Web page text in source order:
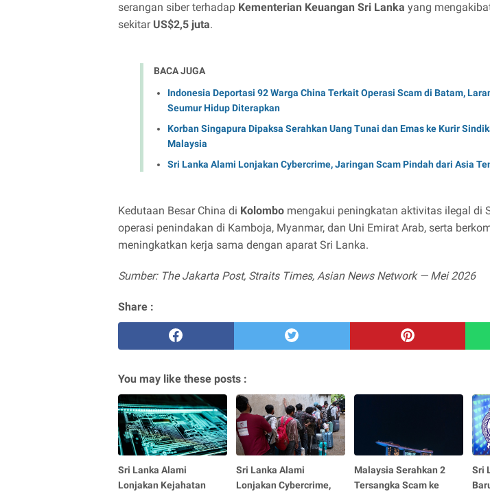
serangan siber terhadap Kementerian Keuangan Sri Lanka yang
sekitar US$2,5 juta.
BACA JUGA
Indonesia Deportasi 92 Warga China Terkait Operasi Scam di Batam,
Seumur Hidup Diterapkan
Korban Singapura Dipaksa Serahkan Uang Tunai dan Emas ke Kurir
Malaysia
Sri Lanka Alami Lonjakan Cybercrime, Jaringan Scam Pindah dari Asia
Kedutaan Besar China di Kolombo mengakui peningkatan aktivitas ilegal di
operasi penindakan di Kamboja, Myanmar, dan Uni Emirat Arab, serta
meningkatkan kerja sama dengan aparat Sri Lanka.
Sumber: The Jakarta Post, Straits Times, Asian News Network — Mei 2026
Share :
You may like these posts :
Sri Lanka Alami
Lonjakan Kejahatan
Sri Lanka Alami
Lonjakan Cybercrime,
Malaysia Serahkan 2
Tersangka Scam ke
Sri